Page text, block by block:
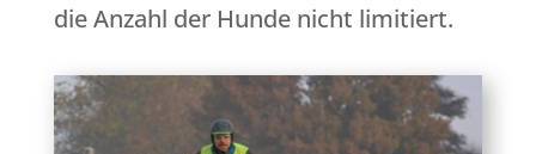
die Anzahl der Hunde nicht limitiert.